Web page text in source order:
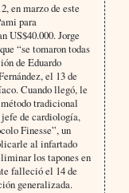
en marzo de este
para
US$40.000. Jorge
“se tomaron todas
de Eduardo
el 13 de
Cuando llegó, le
tradicional
jefe de cardiología,
Finesse”, un
al infartado
los tapones en
falleció el 14 de
generalizada.